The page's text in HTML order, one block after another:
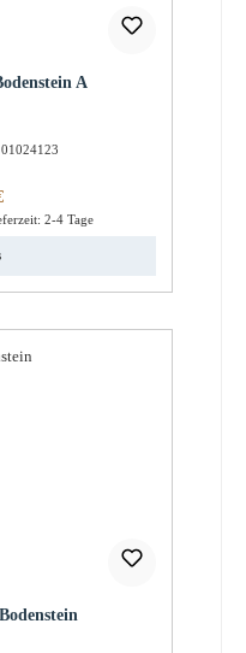
A
01024123
Preis:
2-4 Tage